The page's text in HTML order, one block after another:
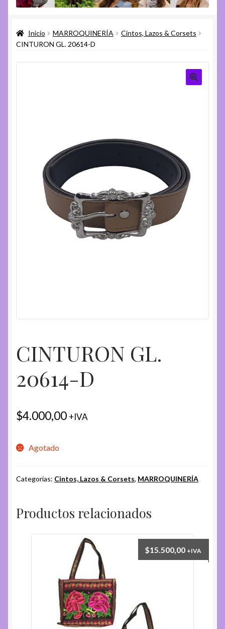
menú
menú
Ayuda
menú
hijo
Inicio MARROQUINERÍA
Cintos, Lazos & Corsets
CINTURON GL. 20614-D
CINTURON GL.
20614-D
$4.000,00 +IVA
Agotado
Categorías: Cintos, Lazos & Corsets, MARROQUINERÍA
Productos relacionados
$15.500,00 +IVA